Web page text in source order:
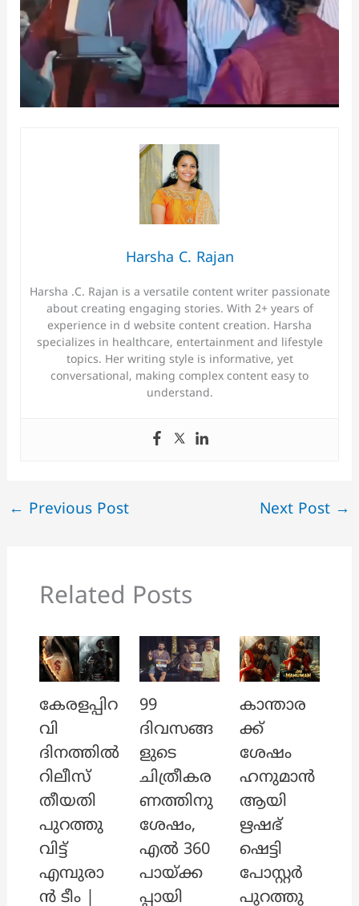
Harsha C. Rajan
Harsha .C. Rajan is a versatile content writer passionate
about creating engaging stories. With 2+ years of
experience in d website content creation. Harsha
specializes in healthcare, entertainment and lifestyle
topics. Her writing style is informative, yet
conversational, making complex content easy to
understand.
← Previous Post Next Post →
Related Posts
കേരളപ്പിറ
വി
ദിനത്തിൽ
റിലീസ്
തീയതി
പുറത്തു
വിട്ട്
എമ്പുരാ
ൻ ടീം |
99
ദിവസങ്ങ
ളുടെ
ചിത്രീകര
ണത്തിനു
ശേഷം,
എൽ 360
പായ്ക്ക
പ്പായി
കാന്താര
ക്ക്
ശേഷം
ഹനുമാൻ
ആയി
ഋഷഭ്
ഷെട്ടി
പോസ്റ്റർ
പുറത്തു